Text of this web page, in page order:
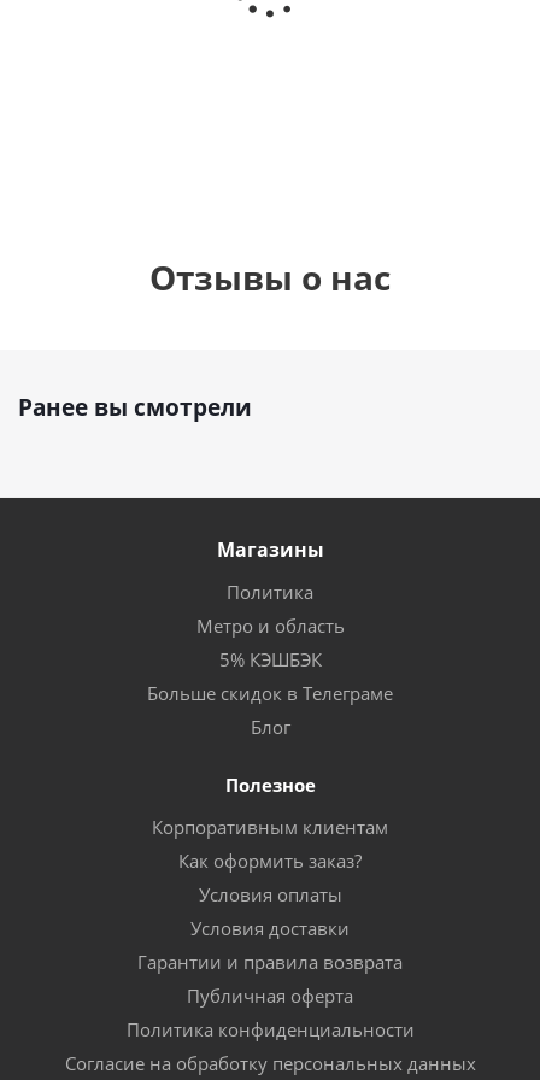
(40х102
Отзывы о нас
Ранее вы смотрели
Магазины
Политика
Метро и область
5% КЭШБЭК
Больше скидок в Телеграме
Блог
Полезное
Корпоративным клиентам
Как оформить заказ?
Условия оплаты
Условия доставки
Гарантии и правила возврата
Публичная оферта
Политика конфиденциальности
Согласие на обработку персональных данных